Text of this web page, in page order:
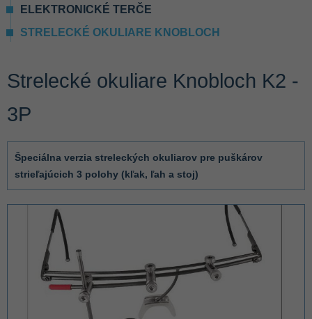
ELEKTRONICKÉ TERČE
STRELECKÉ OKULIARE KNOBLOCH
Strelecké okuliare Knobloch K2 -
3P
Špeciálna verzia streleckých okuliarov pre puškárov
strieľajúcich 3 polohy (kľak, ľah a stoj)